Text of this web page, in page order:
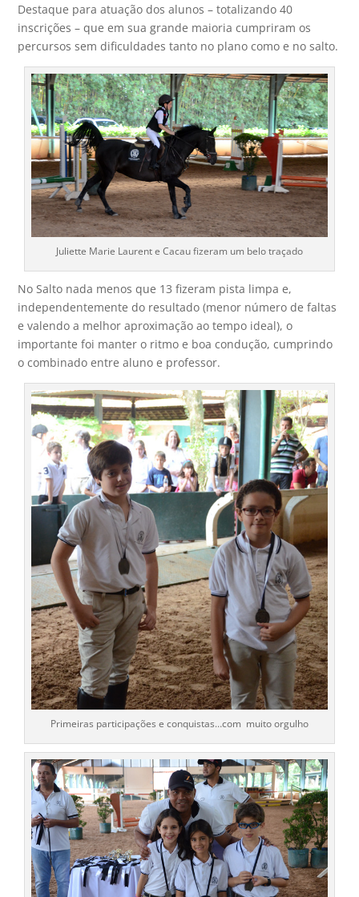
Destaque para atuação dos alunos – totalizando 40
inscrições – que em sua grande maioria cumpriram os
percursos sem dificuldades tanto no plano como e no salto.
Juliette Marie Laurent e Cacau fizeram um belo traçado
No Salto nada menos que 13 fizeram pista limpa e,
independentemente do resultado (menor número de faltas
e valendo a melhor aproximação ao tempo ideal), o
importante foi manter o ritmo e boa condução, cumprindo
o combinado entre aluno e professor.
Primeiras participações e conquistas…com muito orgulho